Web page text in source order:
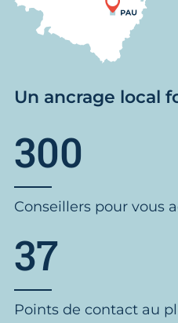
Un ancrage local
300
Conseillers pour vous
37
Points de contact au